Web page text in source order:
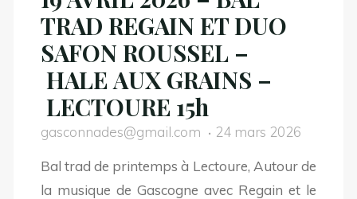
TRAD REGAIN ET DUO
SAFON ROUSSEL –
HALE AUX GRAINS –
LECTOURE 15h
gasconnades@gmail.com 24 mars 2026
Bal trad de printemps à Lectoure, Autour de
la musique de Gascogne avec Regain et le